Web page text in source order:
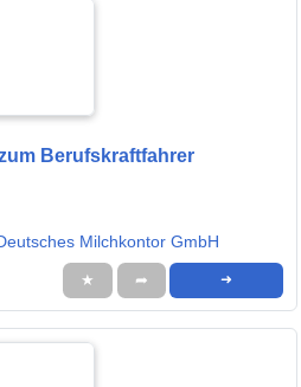
Berufskraftfahrer
Milchkontor GmbH
★ ➦ ➜